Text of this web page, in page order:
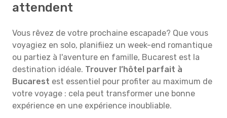
attendent
Vous rêvez de votre prochaine escapade? Que vous
voyagiez en solo, planifiiez un week-end romantique
ou partiez à l'aventure en famille, Bucarest est la
destination idéale. Trouver l’hôtel parfait à
Bucarest est essentiel pour profiter au maximum de
votre voyage : cela peut transformer une bonne
expérience en une expérience inoubliable.